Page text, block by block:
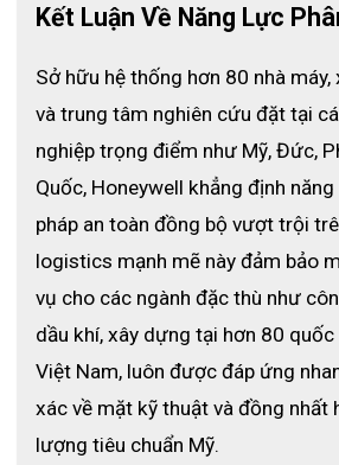
Kết Luận Về Năng Lực
Sở hữu hệ thống hơn 80 nhà
và trung tâm nghiên cứu đặt tại
nghiệp trọng điểm như Mỹ, Đức,
Quốc, Honeywell khẳng định
pháp an toàn đồng bộ vượt trội
logistics mạnh mẽ này đảm bảo
vụ cho các ngành đặc thù như
dầu khí, xây dựng tại hơn 80
Việt Nam, luôn được đáp ứng
xác về mặt kỹ thuật và đồng nhất
lượng tiêu chuẩn Mỹ.